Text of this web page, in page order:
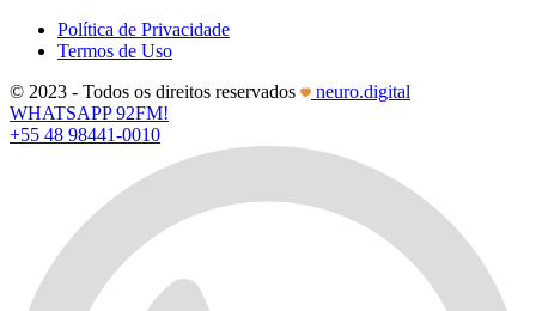
Política de Privacidade
Termos de Uso
© 2023 - Todos os direitos reservados
neuro.digital
WHATSAPP 92FM!
+55 48 98441-0010